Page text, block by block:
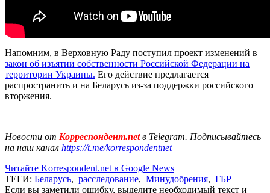
Напомним, в Верховную Раду поступил проект изменений в
закон об изъятии собственности Российской Федерации на
территории Украины. Его действие предлагается
распространить и на Беларусь из-за поддержки российского
вторжения.
Новости от Корреспондент.netв Telegram. Подписывайтесь
на наш канал https://t.me/korrespondentnet
Читайте Korrespondent.net в Google News
ТЕГИ: Беларусь, расследование, Минудобрения, ГБР
Если вы заметили ошибку, выделите необходимый текст и